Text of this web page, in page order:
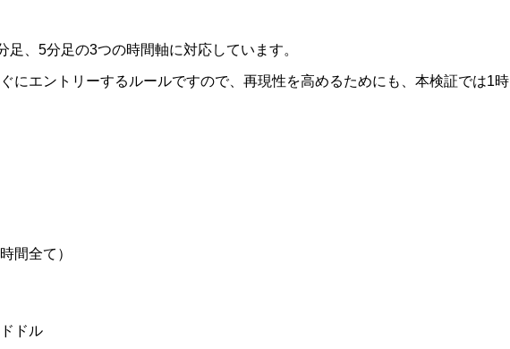
足、5分足の3つの時間軸に対応しています。
にエントリーするルールですので、再現性を高めるためにも、本検証では1時
間全て）
ドル